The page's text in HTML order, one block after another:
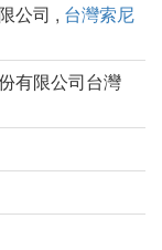
公司 , 台灣索尼
有限公司台灣